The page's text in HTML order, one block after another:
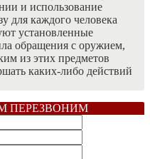
и использование
для каждого человека
установленные
обращения с оружием,
из этих предметов
каких-либо действий
ПЕРЕЗВОНИМ